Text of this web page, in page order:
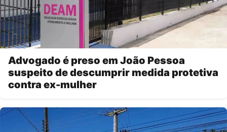
Advogado é preso em João Pessoa
suspeito de descumprir medida protetiva
contra ex-mulher